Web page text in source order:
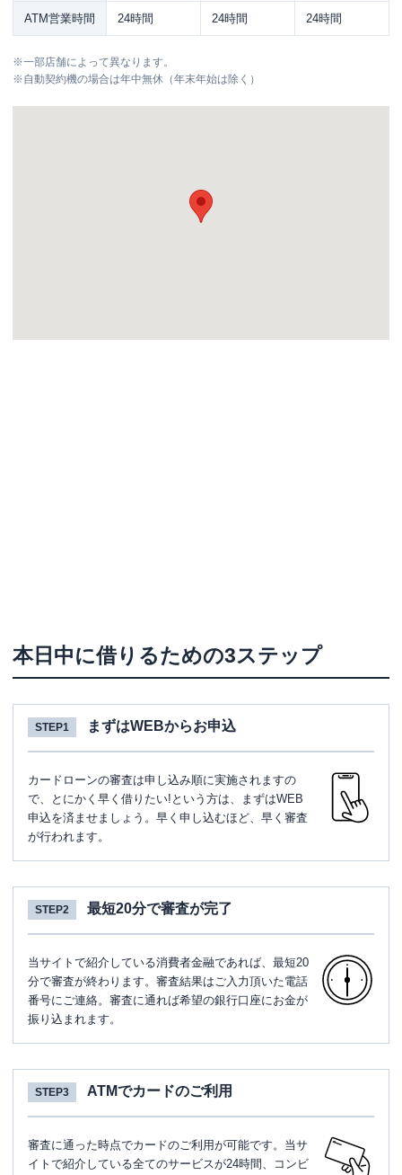
ATM営業時間 24時間 24時間 24時間
※一部店舗によって異なります。
※自動契約機の場合は年中無休（年末年始は除く）
本日中に借りるための3ステップ
STEP1 まずはWEBからお申込
カードローンの審査は申し込み順に実施されますの
で、とにかく早く借りたい!という方は、まずはWEB
申込を済ませましょう。早く申し込むほど、早く審査
が行われます。
STEP2 最短20分で審査が完了
当サイトで紹介している消費者金融であれば、最短20
分で審査が終わります。審査結果はご入力頂いた電話
番号にご連絡。審査に通れば希望の銀行口座にお金が
振り込まれます。
STEP3 ATMでカードのご利用
審査に通った時点でカードのご利用が可能です。当サ
イトで紹介している全てのサービスが24時間、コンビ